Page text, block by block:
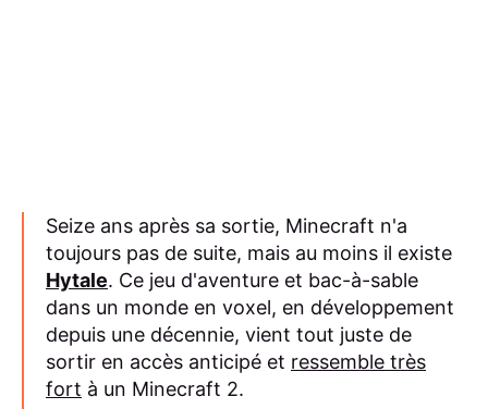
Seize ans après sa sortie, Minecraft n'a
toujours pas de suite, mais au moins il existe
Hytale. Ce jeu d'aventure et bac-à-sable
dans un monde en voxel, en développement
depuis une décennie, vient tout juste de
sortir en accès anticipé et ressemble très
fort à un Minecraft 2.